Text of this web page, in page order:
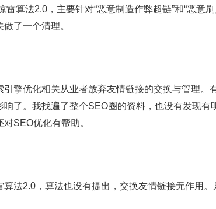
雷算法2.0，主要针对“恶意制造作弊超链”和“恶意
了一个清理。
引擎优化相关从业者放弃友情链接的交换与管理。
响了。我找遍了整个SEO圈的资料，也没有发现
SEO优化有帮助。
算法2.0，算法也没有提出，交换友情链接无作用。